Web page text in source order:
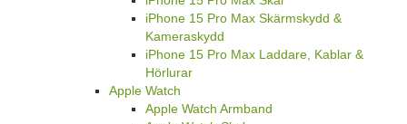
iPhone 15 Pro Max Skärmskydd &
Kameraskydd
iPhone 15 Pro Max Laddare, Kablar &
Hörlurar
Apple Watch
Apple Watch Armband